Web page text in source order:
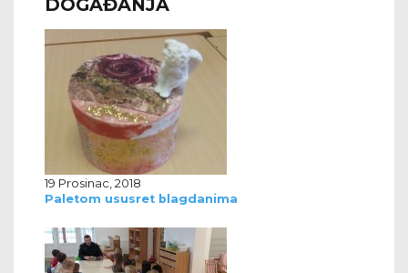
19 Prosinac, 2018
Paletom ususret blagdanima